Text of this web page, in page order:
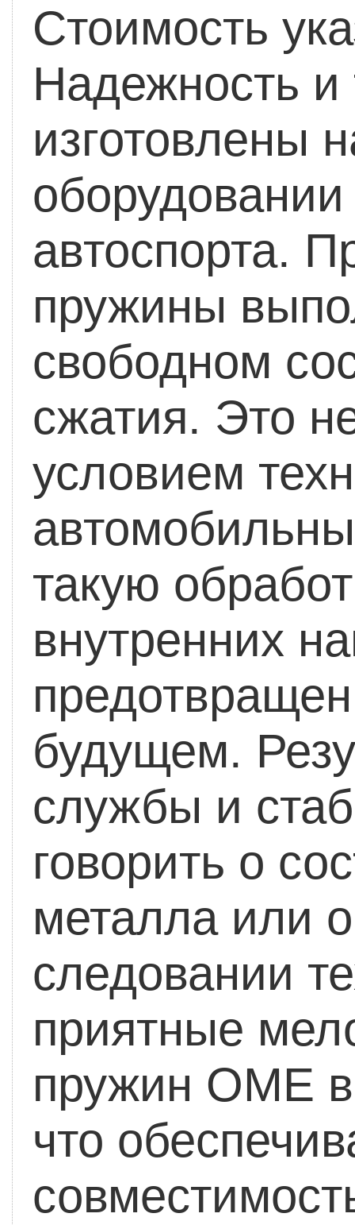
Стоимость
Надежность и
изготовлены
автоспорта.
пружины
свободном
сжатия. Это
условием
такую
внутренних
будущем.
службы и
говорить о
металла или
следовании
приятные
пружин OME
что